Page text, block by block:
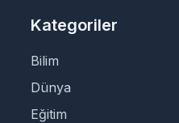
Kategoriler
Bilim
Dünya
Eğitim